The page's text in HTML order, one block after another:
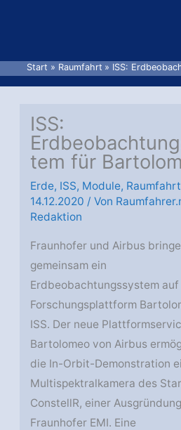
Start Raumfahrt ISS:
ISS:
tem für
Erde, ISS, Module, Raumfahrt
14.12.2020 / Von
Redaktion
Fraunhofer und Airbus
gemeinsam ein
Erdbeobachtungssystem auf
Forschungsplattform
ISS. Der neue
Bartolomeo von Airbus
die In-Orbit-Demonstration
Multispektralkamera des
ConstellR, einer
Fraunhofer EMI. Eine